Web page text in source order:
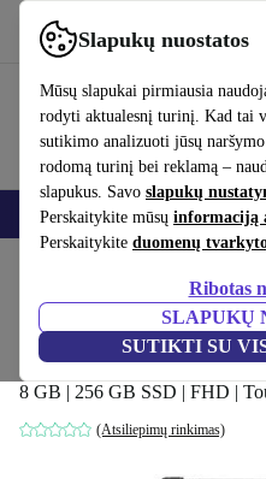
Slapukų nuostatos
Mūsų slapukai pirmiausia
rodyti aktualesnį turinį. Kad tai
sutikimo analizuoti jūsų
rodomą turinį bei reklamą –
slapukus. Savo slapukų
Perskaitykite mūsų informaciją
Perskaitykite duomenų
Ribotas
SLAPUKŲ
SUTIKTI SU
Naudok refurbed greitai ir paprastai
Išmanieji telefonai Nešiojamieji
Dell Latitude 7212
8665U | 11.6-colio
8 GB | 256 GB SSD | FHD |
(Atsiliepimų rinkimas)